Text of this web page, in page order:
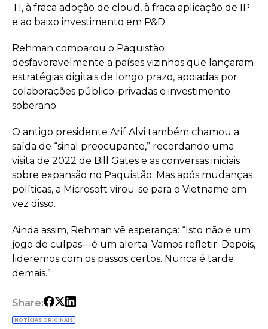
TI, à fraca adoção de cloud, à fraca aplicação de IP
e ao baixo investimento em P&D.
Rehman comparou o Paquistão
desfavoravelmente a países vizinhos que lançaram
estratégias digitais de longo prazo, apoiadas por
colaborações público-privadas e investimento
soberano.
O antigo presidente Arif Alvi também chamou a
saída de “sinal preocupante,” recordando uma
visita de 2022 de Bill Gates e as conversas iniciais
sobre expansão no Paquistão. Mas após mudanças
políticas, a Microsoft virou-se para o Vietname em
vez disso.
Ainda assim, Rehman vê esperança: “Isto não é um
jogo de culpas—é um alerta. Vamos refletir. Depois,
lideremos com os passos certos. Nunca é tarde
demais.”
Share:
NOTÍCIAS ORIGINAIS